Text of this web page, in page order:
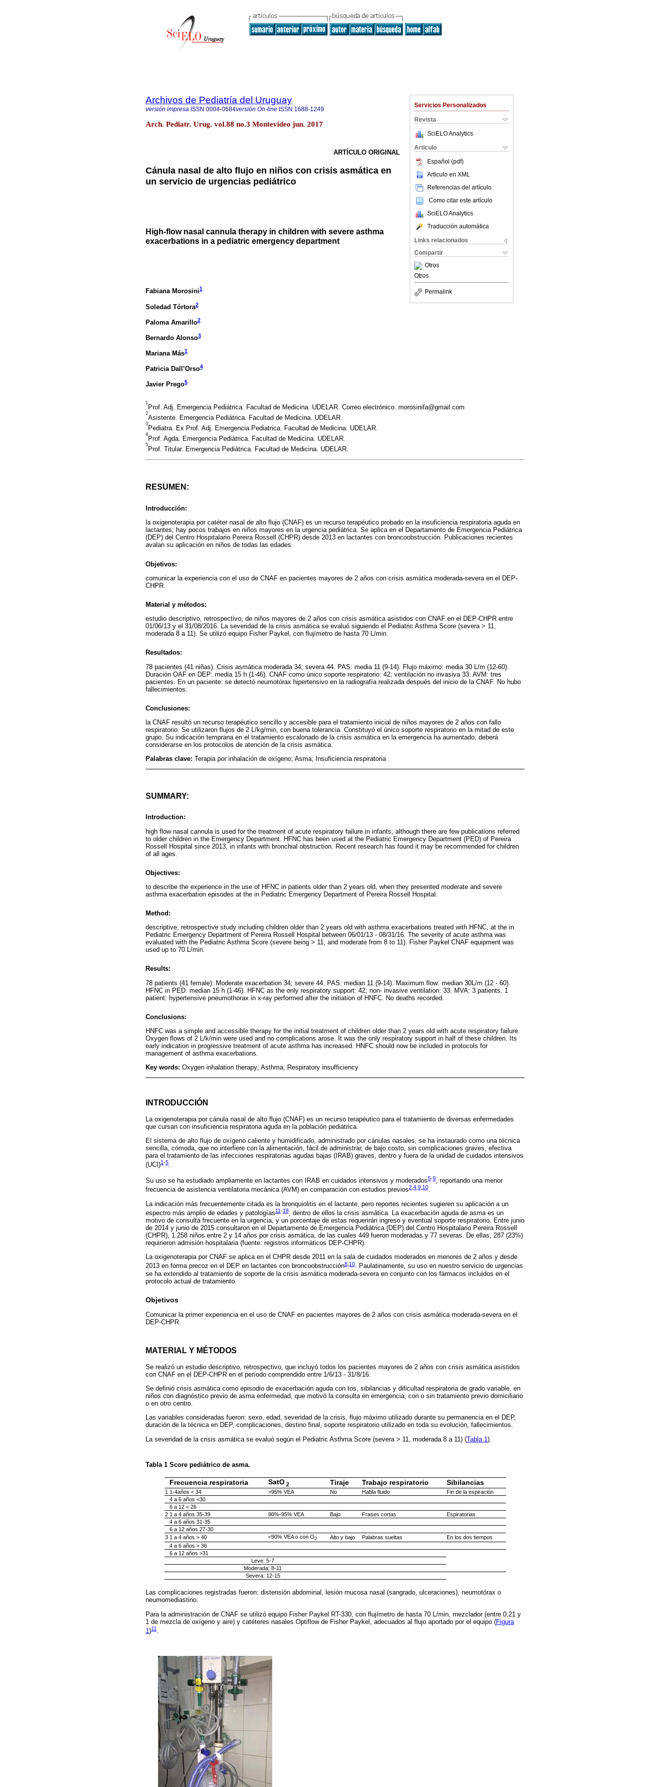
Servicios Personalizados
Revista
SciELO Analytics
Articulo
Español (pdf)
Articulo en XML
Referencias del artículo
Como citar este artículo
SciELO Analytics
Traducción automática
Links relacionados
Compartir
Otros
Otros
Permalink
Archivos de Pediatría del Uruguay
versión impresa ISSN 0004-0584versión On-line ISSN 1688-1249
Arch. Pediatr. Urug. vol.88 no.3 Montevideo jun. 2017
ARTÍCULO ORIGINAL
Cánula nasal de alto flujo en niños con crisis asmática en
un servicio de urgencias pediátrico
High-flow nasal cannula therapy in children with severe asthma
exacerbations in a pediatric emergency department
Fabiana Morosini1
Soledad Tórtora2
Paloma Amarillo2
Bernardo Alonso3
Mariana Más1
Patricia Dall’Orso4
Javier Prego5
1
Prof. Adj. Emergencia Pediátrica. Facultad de Medicina. UDELAR. Correo electrónico: morosinifa@gmail.com
2
Asistente. Emergencia Pediátrica. Facultad de Medicina. UDELAR.
3
Pediatra. Ex Prof. Adj. Emergencia Pediatrica. Facultad de Medicina. UDELAR.
4
Prof. Agda. Emergencia Pediátrica. Facultad de Medicina. UDELAR.
5
Prof. Titular. Emergencia Pediátrica. Facultad de Medicina. UDELAR.
RESUMEN:
Introducción:
la oxigenoterapia por catéter nasal de alto flujo (CNAF) es un recurso terapéutico probado en la insuficiencia respiratoria aguda en
lactantes; hay pocos trabajos en niños mayores en la urgencia pediátrica. Se aplica en el Departamento de Emergencia Pediátrica
(DEP) del Centro Hospitalario Pereira Rossell (CHPR) desde 2013 en lactantes con broncoobstrucción. Publicaciones recientes
avalan su aplicación en niños de todas las edades.
Objetivos:
comunicar la experiencia con el uso de CNAF en pacientes mayores de 2 años con crisis asmática moderada-severa en el DEP-
CHPR.
Material y métodos:
estudio descriptivo, retrospectivo, de niños mayores de 2 años con crisis asmática asistidos con CNAF en el DEP-CHPR entre
01/06/13 y el 31/08/2016. La severidad de la crisis asmática se evaluó siguiendo el Pediatric Asthma Score (severa > 11,
moderada 8 a 11). Se utilizó equipo Fisher Paykel, con flujímetro de hasta 70 L/min.
Resultados:
78 pacientes (41 niñas). Crisis asmática moderada 34; severa 44. PAS: media 11 (9-14). Flujo máximo: media 30 L/m (12-60).
Duración OAF en DEP: media 15 h (1-46). CNAF como único soporte respiratorio: 42; ventilación no invasiva 33. AVM: tres
pacientes. En un paciente: se detectó neumotórax hipertensivo en la radiografía realizada después del inicio de la CNAF. No hubo
fallecimientos.
Conclusiones:
la CNAF resultó un recurso terapéutico sencillo y accesible para el tratamiento inicial de niños mayores de 2 años con fallo
respiratorio. Se utilizaron flujos de 2 L/kg/min, con buena tolerancia. Constituyó el único soporte respiratorio en la mitad de este
grupo. Su indicación temprana en el tratamiento escalonado de la crisis asmática en la emergencia ha aumentado; deberá
considerarse en los protocolos de atención de la crisis asmática.
Palabras clave: Terapia por inhalación de oxígeno; Asma; Insuficiencia respiratoria
SUMMARY:
Introduction:
high flow nasal cannula is used for the treatment of acute respiratory failure in infants, although there are few publications referred
to older children in the Emergency Department. HFNC has been used at the Pediatric Emergency Department (PED) of Pereira
Rossell Hospital since 2013, in infants with bronchial obstruction. Recent research has found it may be recommended for children
of all ages.
Objectives:
to describe the experience in the use of HFNC in patients older than 2 years old, when they presented moderate and severe
asthma exacerbation episodes at the in Pediatric Emergency Department of Pereira Rossell Hospital.
Method:
descriptive, retrospective study including children older than 2 years old with asthma exacerbations treated with HFNC, at the in
Pediatric Emergency Department of Pereira Rossell Hospital between 06/01/13 - 08/31/16. The severity of acute asthma was
evaluated with the Pediatric Asthma Score (severe being > 11, and moderate from 8 to 11). Fisher Paykel CNAF equipment was
used up to 70 L/min.
Results:
78 patients (41 female): Moderate exacerbation 34; severe 44. PAS: median 11 (9-14). Maximum flow: median 30L/m (12 - 60).
HFNC in PED: median 15 h (1-46). HFNC as the only respiratory support: 42; non- invasive ventilation: 33. MVA: 3 patients. 1
patient: hypertensive pneumothorax in x-ray performed after the initiation of HNFC. No deaths recorded.
Conclusions:
HNFC was a simple and accessible therapy for the initial treatment of children older than 2 years old with acute respiratory failure.
Oxygen flows of 2 L/k/min were used and no complications arose. It was the only respiratory support in half of these children. Its
early indication in progressive treatment of acute asthma has increased. HNFC should now be included in protocols for
management of asthma exacerbations.
Key words: Oxygen inhalation therapy; Asthma; Respiratory insufficiency
INTRODUCCIÓN
La oxigenoterapia por cánula nasal de alto flujo (CNAF) es un recurso terapéutico para el tratamiento de diversas enfermedades
que cursan con insuficiencia respiratoria aguda en la población pediátrica.
El sistema de alto flujo de oxígeno caliente y humidificado, administrado por cánulas nasales, se ha instaurado como una técnica
sencilla, cómoda, que no interfiere con la alimentación, fácil de administrar, de bajo costo, sin complicaciones graves, efectiva
para el tratamiento de las infecciones respiratorias agudas bajas (IRAB) graves, dentro y fuera de la unidad de cuidados intensivos
(UCI)1-5.
Su uso se ha estudiado ampliamente en lactantes con IRAB en cuidados intensivos y moderados5-9, reportando una menor
frecuencia de asistencia ventilatoria mecánica (AVM) en comparación con estudios previos2 4 9 10.
La indicación más frecuentemente citada es la bronquiolitis en el lactante, pero reportes recientes sugieren su aplicación a un
espectro más amplio de edades y patologías11-18, dentro de ellos la crisis asmática. La exacerbación aguda de asma es un
motivo de consulta frecuente en la urgencia, y un porcentaje de estas requerirán ingreso y eventual soporte respiratorio. Entre junio
de 2014 y junio de 2015 consultaron en el Departamento de Emergencia Pediátrica (DEP) del Centro Hospitalario Pereira Rossell
(CHPR), 1.258 niños entre 2 y 14 años por crisis asmática, de las cuales 449 fueron moderadas y 77 severas. De ellas, 287 (23%)
requirieron admisión hospitalaria (fuente: registros informáticos DEP-CHPR).
La oxigenoterapia por CNAF se aplica en el CHPR desde 2011 en la sala de cuidados moderados en menores de 2 años y desde
2013 en forma precoz en el DEP en lactantes con broncoobstrucción8 10. Paulatinamente, su uso en nuestro servicio de urgencias
se ha extendido al tratamiento de soporte de la crisis asmática moderada-severa en conjunto con los fármacos incluidos en el
protocolo actual de tratamiento.
Objetivos
Comunicar la primer experiencia en el uso de CNAF en pacientes mayores de 2 años con crisis asmática moderada-severa en el
DEP-CHPR.
MATERIAL Y MÉTODOS
Se realizó un estudio descriptivo, retrospectivo, que incluyó todos los pacientes mayores de 2 años con crisis asmática asistidos
con CNAF en el DEP-CHPR en el período comprendido entre 1/6/13 - 31/8/16.
Se definió crisis asmática como episodio de exacerbación aguda con tos, sibilancias y dificultad respiratoria de grado variable, en
niños con diagnóstico previo de asma enfermedad, que motivó la consulta en emergencia, con o sin tratamiento previo domiciliario
o en otro centro.
Las variables consideradas fueron: sexo, edad, severidad de la crisis, flujo máximo utilizado durante su permanencia en el DEP,
duración de la técnica en DEP, complicaciones, destino final, soporte respiratorio utilizado en toda su evolución, fallecimientos.
La severidad de la crisis asmática se evaluó según el Pediatric Asthma Score (severa > 11, moderada 8 a 11) (Tabla 1).
Tabla 1 Score pediátrico de asma.
Frecuencia respiratoria SatO 2 Tiraje Trabajo respiratorio Sibilancias
1 1-4años < 34 >95% VEA No Habla fluido
Fin de la espiración
4 a 6 años <30
6 a 12 < 26
2 1 a 4 años 35-39 90%-95% VEA Bajo Frases cortas
Espiratorias
4 a 6 años 31-35
6 a 12 años 27-30
3 1 a 4 años > 40 <90% VEA o con O2 Alto y bajo Palabras sueltas
En los dos tiempos
4 a 6 años > 36
6 a 12 años >31
Leve: 5-7
Moderada: 8-11
Severa: 12-15
Las complicaciones registradas fueron: distensión abdominal, lesión mucosa nasal (sangrado, ulceraciones), neumotórax o
neumomediastino.
Para la administración de CNAF se utilizó equipo Fisher Paykel RT-330, con flujímetro de hasta 70 L/min, mezclador (entre 0,21 y
1 de mezcla de oxígeno y aire) y catéteres nasales Optiflow de Fisher Paykel, adecuados al flujo aportado por el equipo (Figura
1 )11